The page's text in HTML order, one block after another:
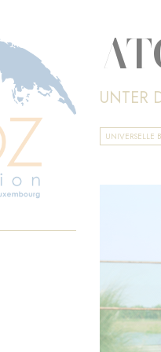
UNTER
UNIVERSELLE